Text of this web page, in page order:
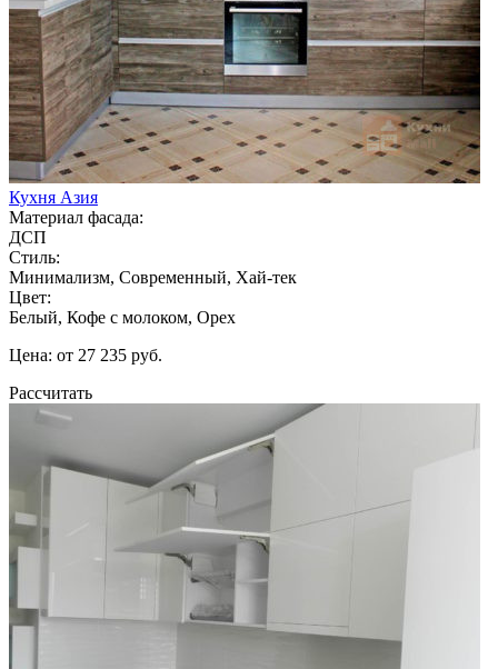
Кухня Азия
Материал фасада:
ДСП
Стиль:
Минимализм, Современный, Хай-тек
Цвет:
Белый, Кофе с молоком, Орех
Цена: от 27 235 руб.
Рассчитать